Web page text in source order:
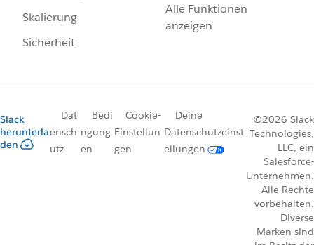
Skalierung
Sicherheit
Alle Funktionen
anzeigen
Slack
herunterla
den
Dat
ensch
utz
Bedi
ngung
en
Cookie-
Einstellun
gen
Deine
Datenschutzeinst
ellungen
©2026 Slack
Technologies,
LLC, ein
Salesforce-
Unternehmen.
Alle Rechte
vorbehalten.
Diverse
Marken sind